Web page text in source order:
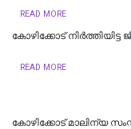
READ MORE
കോഴിക്കോട്
READ MORE
കോഴിക്കോട് മാലിന്യ